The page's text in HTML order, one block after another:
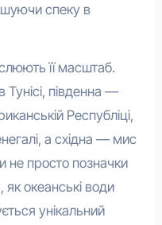
спеку в
її масштаб.
південна —
Республіці,
а східна — мис
не просто позначки
океанські води
унікальний